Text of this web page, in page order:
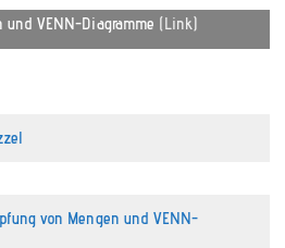
und VENN-Diagramme (Link)
von Mengen und VENN-